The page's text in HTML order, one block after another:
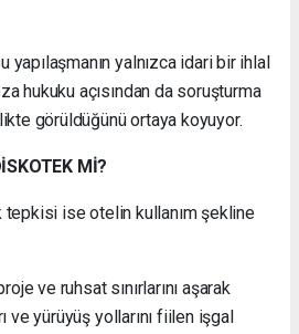
yalnızca idari bir ihlal
hukuku açısından da soruşturma
görüldüğünü ortaya koyuyor.
Mİ?
tepkisi ise otelin kullanım şekline
ve ruhsat sınırlarını aşarak
ve yürüyüş yollarını fiilen işgal